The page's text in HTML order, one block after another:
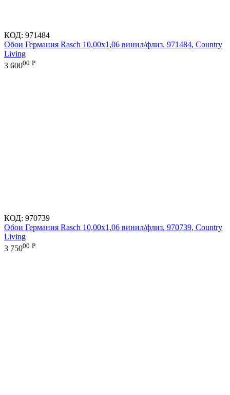
КОД: 971484
Обои Германия Rasch 10,00x1,06 винил/флиз. 971484, Country
Living
3 60000 Р
КОД: 970739
Обои Германия Rasch 10,00x1,06 винил/флиз. 970739, Country
Living
3 75000 Р